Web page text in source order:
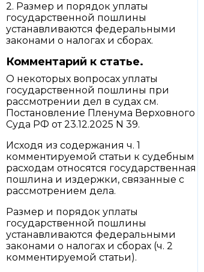
2. Размер и порядок уплаты
государственной пошлины
устанавливаются федеральными
законами о налогах и сборах.
Комментарий к статье.
О некоторых вопросах уплаты
государственной пошлины при
рассмотрении дел в судах см.
Постановление Пленума Верховного
Суда РФ от 23.12.2025 N 39.
Исходя из содержания ч. 1
комментируемой статьи к судебным
расходам относятся государственная
пошлина и издержки, связанные с
рассмотрением дела.
Размер и порядок уплаты
государственной пошлины
устанавливаются федеральными
законами о налогах и сборах (ч. 2
комментируемой статьи).